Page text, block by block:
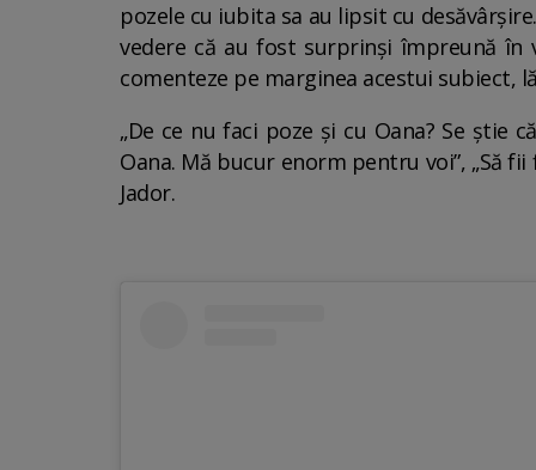
pozele cu iubita sa au lipsit cu
vedere că au fost surprinși împreună în
comenteze pe marginea acestui subiect,
„De ce nu faci poze și cu Oana? Se știe
Oana. Mă bucur enorm pentru voi”, „Să
Jador.